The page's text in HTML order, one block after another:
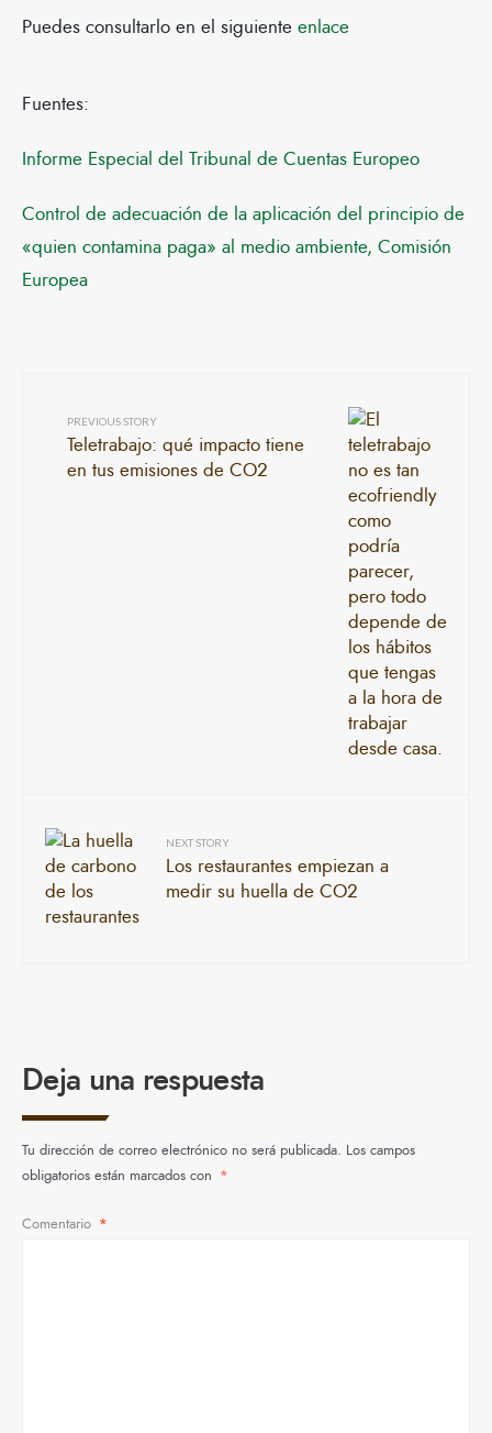
Puedes consultarlo en el siguiente enlace
Fuentes:
Informe Especial del Tribunal de Cuentas Europeo
Control de adecuación de la aplicación del principio de
«quien contamina paga» al medio ambiente, Comisión
Europea
PREVIOUS STORY
Teletrabajo: qué impacto tiene
en tus emisiones de CO2
NEXT STORY
Los restaurantes empiezan a
medir su huella de CO2
Deja una respuesta
Tu dirección de correo electrónico no será publicada. Los campos
obligatorios están marcados con *
Comentario *